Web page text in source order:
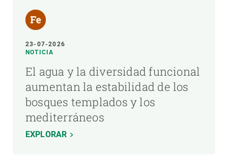
23-07-2026
NOTICIA
El agua y la diversidad funcional
aumentan la estabilidad de los
bosques templados y los
mediterráneos
EXPLORAR